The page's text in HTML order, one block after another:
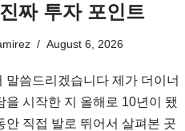
짜 투자 포인트
August 6, 2026
말씀드리겠습니다 제가 더이너
을 시작한 지 올해로 10년이 됐
안 직접 발로 뛰어서 살펴본 곳